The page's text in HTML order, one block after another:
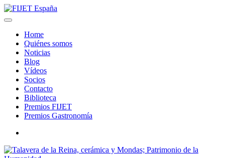
Skip
to
Menu
Home
Quiénes somos
Noticias
Blog
Vídeos
Socios
Contacto
Biblioteca
Premios FIJET
Premios Gastronomía